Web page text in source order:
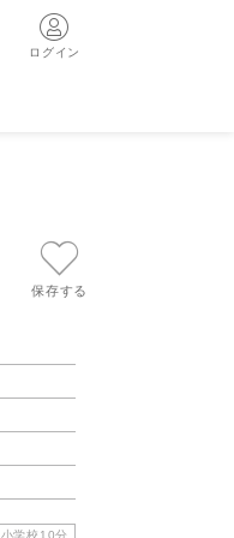
ログイン
保存する
小学校10分